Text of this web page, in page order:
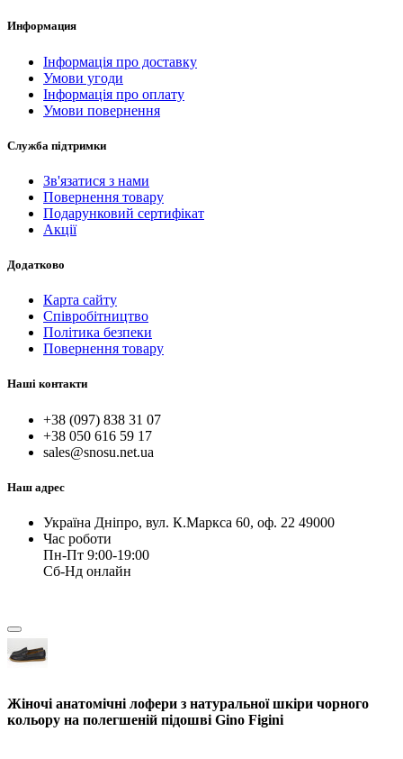
Информация
Інформація про доставку
Умови угоди
Інформація про оплату
Умови повернення
Служба підтримки
Зв'язатися з нами
Повернення товару
Подарунковий сертифікат
Акції
Додатково
Карта сайту
Співробітництво
Політика безпеки
Повернення товару
Наші контакти
+38 (097) 838 31 07
+38 050 616 59 17
sales@snosu.net.ua
Наш адрес
Україна Дніпро, вул. К.Маркса 60, оф. 22 49000
Час роботи
Пн-Пт 9:00-19:00
Сб-Нд онлайн
Жіночі анатомічні лофери з натуральної шкіри чорного
кольору на полегшеній підошві Gino Figini